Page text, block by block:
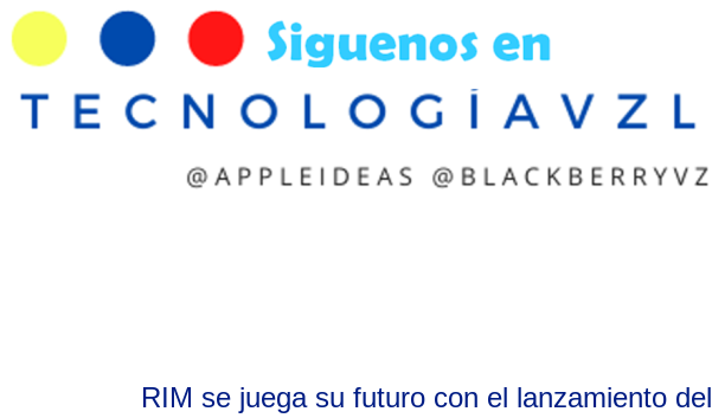
RIM se juega su futuro con el lanzamiento del